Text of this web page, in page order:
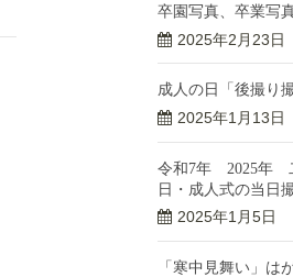
卒園写真、卒業写
2025年2月23日
成人の日「後撮り
2025年1月13日
令和7年 2025年
日・成人式の当日
2025年1月5日
「寒中見舞い」